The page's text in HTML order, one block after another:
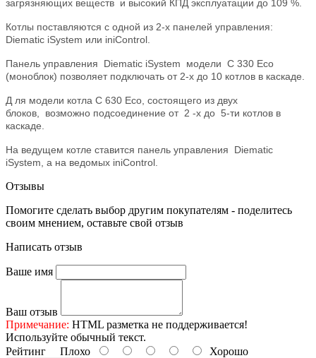
загрязняющих веществ и высокий КПД эксплуатации до 109 %.
Котлы поставляются с одной из 2-х панелей управления:
Diematic iSystem или iniControl.
Панель управления Diematic iSystem модели C 330 Eco
(моноблок) позволяет подключать от 2-х до 10 котлов в каскаде.
Д ля модели котла C 630 Eco, состоящего из двух
блоков, возможно подсоединение от 2 -x до 5-ти котлов в
каскаде.
На ведущем котле ставится панель управления Diematic
iSystem, а на ведомых iniControl.
Отзывы
Помогите сделать выбор другим покупателям - поделитесь
своим мнением, оставьте свой отзыв
Написать отзыв
Ваше имя
Ваш отзыв
Примечание: HTML разметка не поддерживается!
Используйте обычный текст.
Рейтинг Плохо Хорошо